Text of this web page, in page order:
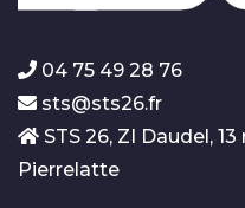
04 75 49 28 76
sts@sts26.fr
STS 26, ZI Daudel,
Pierrelatte